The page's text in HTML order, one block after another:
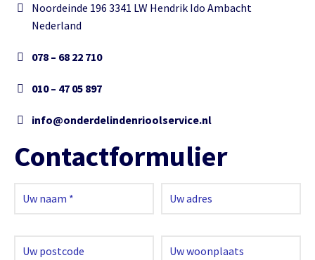
Noordeinde 196 3341 LW Hendrik Ido Ambacht
Nederland
078 – 68 22 710
010 – 47 05 897
info@onderdelindenrioolservice.nl
Contactformulier